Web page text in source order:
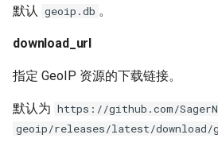
UDP NAT 字段
TCP Brutal
Wi-Fi 状态
Neighbor Resolution
Hysteria2
AnyTLS
Snell
Tun
VLESS
TUIC
Hysteria2
AnyTLS
默认 geoip.db 。
download_url
指定 GeoIP 资源的下载链接。
默认为 https://github.com/
geoip/releases/latest/download/